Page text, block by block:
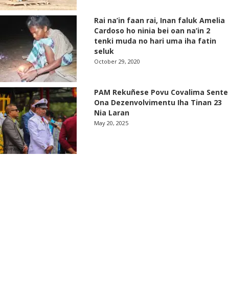
Rai na’in faan rai, Inan faluk Amelia
Cardoso ho ninia bei oan na’in 2
tenki muda no hari uma iha fatin
seluk
October 29, 2020
PAM Rekuñese Povu Covalima Sente
Ona Dezenvolvimentu Iha Tinan 23
Nia Laran
May 20, 2025